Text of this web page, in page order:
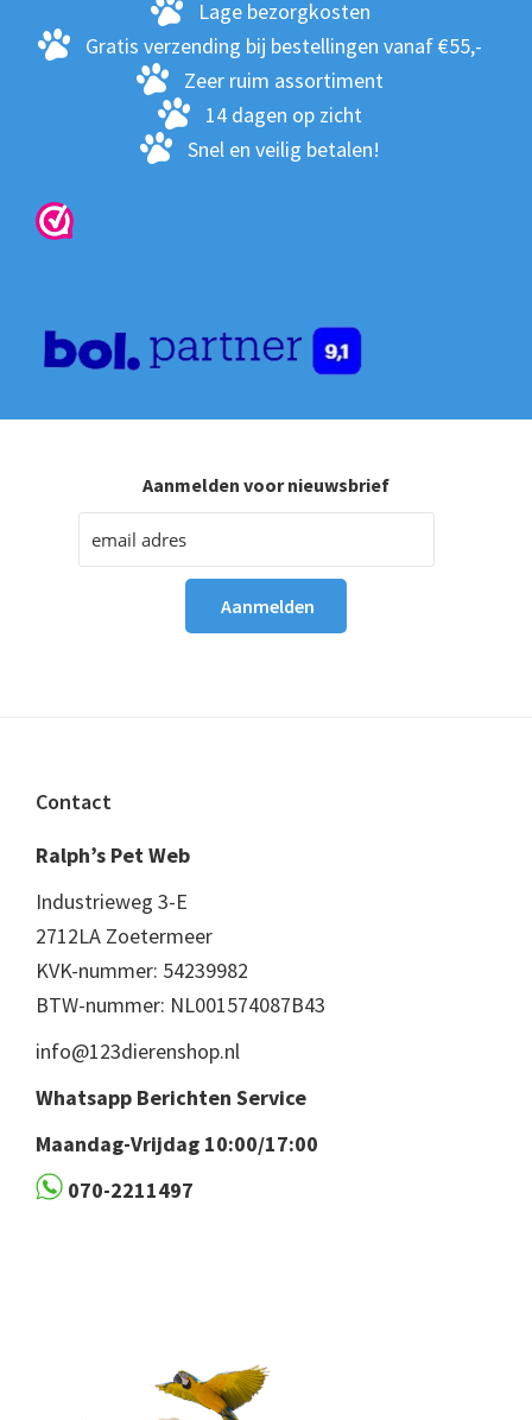
Lage bezorgkosten
Gratis verzending bij bestellingen vanaf €55,-
Zeer ruim assortiment
14 dagen op zicht
Snel en veilig betalen!
Aanmelden voor nieuwsbrief
Footer
Contact
Ralph’s Pet Web
Industrieweg 3-E
2712LA Zoetermeer
KVK-nummer: 54239982
BTW-nummer: NL001574087B43
info@123dierenshop.nl
Whatsapp Berichten Service
Maandag-Vrijdag 10:00/17:00
070-2211497